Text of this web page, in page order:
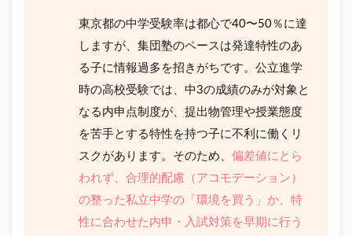
東京都の中学受験率は都心で40〜50％に達
しますが、集団塾のペースは発達特性のあ
る子に情報過多を招きがちです。公立進学
時の高校受験では、中3の成績のみが対象と
なる内申点制度が、提出物管理や授業態度
を苦手とする特性を持つ子に不利に働くリ
スクがあります。そのため、 偏差値にとら
われず、合理的配慮（アコモデーション）
の整った私立中学の「環境を買う」か、特
性に合わせた内申・入試対策を早期に行う